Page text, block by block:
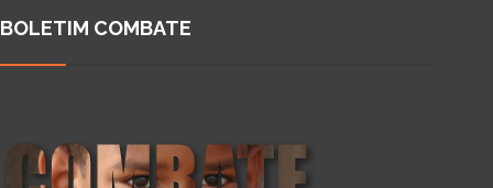
BOLETIM COMBATE